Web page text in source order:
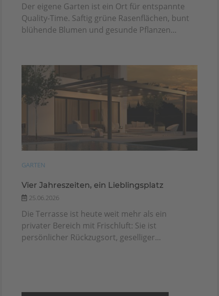
Der eigene Garten ist ein Ort für entspannte
Quality-Time. Saftig grüne Rasenflächen, bunt
blühende Blumen und gesunde Pflanzen...
GARTEN
Vier Jahreszeiten, ein Lieblingsplatz
25.06.2026
Die Terrasse ist heute weit mehr als ein
privater Bereich mit Frischluft: Sie ist
persönlicher Rückzugsort, geselliger...